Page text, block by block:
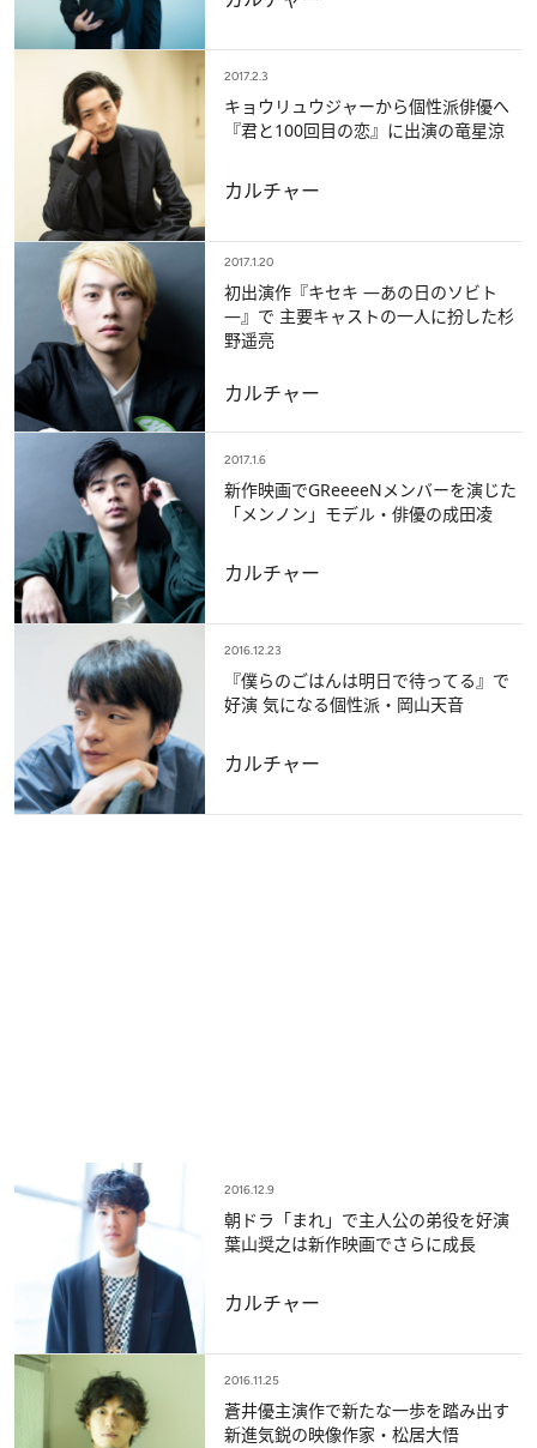
2017.2.3
キョウリュウジャーから個性派俳優へ
『君と100回目の恋』に出演の竜星涼
カルチャー
2017.1.20
初出演作『キセキ ―あの日のソビト
―』で 主要キャストの一人に扮した杉
野遥亮
カルチャー
2017.1.6
新作映画でGReeeeNメンバーを演じた
「メンノン」モデル・俳優の成田凌
カルチャー
2016.12.23
『僕らのごはんは明日で待ってる』で
好演 気になる個性派・岡山天音
カルチャー
2016.12.9
朝ドラ「まれ」で主人公の弟役を好演
葉山奨之は新作映画でさらに成長
カルチャー
2016.11.25
蒼井優主演作で新たな一歩を踏み出す
新進気鋭の映像作家・松居大悟